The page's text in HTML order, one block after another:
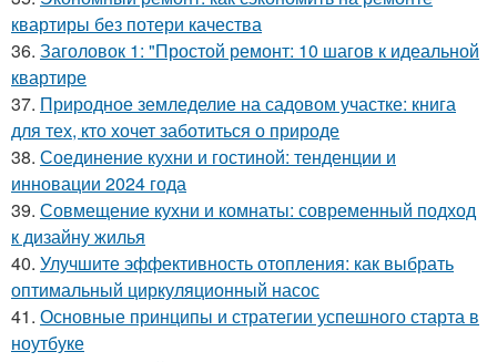
квартиры без потери качества
36. Заголовок 1: "Простой ремонт: 10 шагов к идеальной
квартире
37. Природное земледелие на садовом участке: книга
для тех, кто хочет заботиться о природе
38. Соединение кухни и гостиной: тенденции и
инновации 2024 года
39. Совмещение кухни и комнаты: современный подход
к дизайну жилья
40. Улучшите эффективность отопления: как выбрать
оптимальный циркуляционный насос
41. Основные принципы и стратегии успешного старта в
ноутбуке